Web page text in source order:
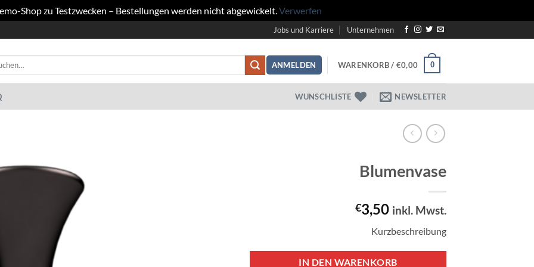
Shop zu Testzwecken – Bestellungen werden nicht abgewickelt.Verwerfen
Jobs und Karriere Unternehmen
ANMELDEN WARENKORB / €0,00 0
WUNSCHLISTE NEWSLETTER
Blumenvase
€3,50 inkl. Mwst.
Kurzbeschreibung
IN DEN WARENKORB